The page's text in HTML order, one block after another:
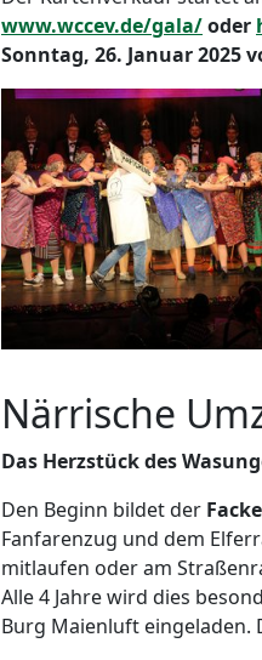
www.wccev.de/gala/oder
Sonntag, 26. Januar 2025
Närrische
Das Herzstück des
Den Beginn bildet der
Fanfarenzug und dem
mitlaufen oder am
Alle 4 Jahre wird dies
Burg Maienluft eingeladen.